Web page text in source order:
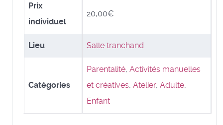
Prix
individuel
20,00€
Lieu Salle tranchand
Catégories
Parentalité, Activités manuelles
et créatives, Atelier, Adulte,
Enfant